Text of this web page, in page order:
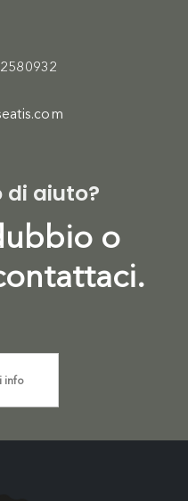
di aiuto?
o
info